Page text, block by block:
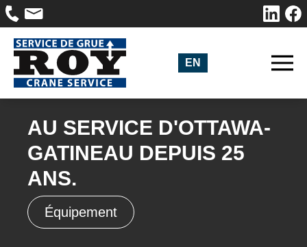
EN
AU SERVICE D'OTTAWA-
GATINEAU DEPUIS 25
ANS.
Équipement